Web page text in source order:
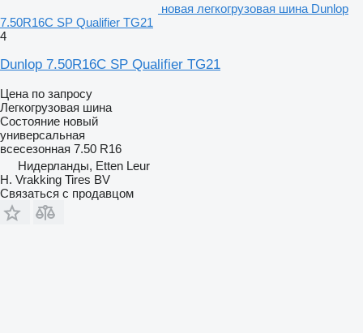
новая легкогрузовая шина Dunlop
7.50R16C SP Qualifier TG21
4
Dunlop 7.50R16C SP Qualifier TG21
Цена по запросу
Легкогрузовая шина
Состояние новый
универсальная
всесезонная 7.50 R16
Нидерланды, Etten Leur
H. Vrakking Tires BV
Связаться с продавцом